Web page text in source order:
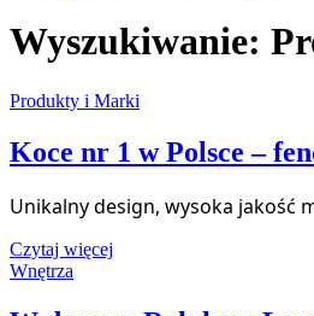
Wyszukiwanie:
Produkty i Marki
Koce nr 1 w Polsce –
Unikalny design, wysoka jakość
Czytaj więcej
Wnętrza